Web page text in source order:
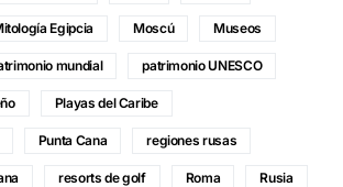
Egipcia Moscú Museos
mundial patrimonio UNESCO
Playas del Caribe
Punta Cana regiones rusas
resorts de golf Roma Rusia